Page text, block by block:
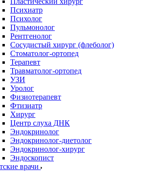
Психиатр
Психолог
Пульмонолог
Рентгенолог
Сосудистый хирург (флеболог)
Стоматолог-ортопед
Терапевт
Травматолог-ортопед
УЗИ
Уролог
Физиотерапевт
Фтизиатр
Хирург
Центр слуха ДНК
Эндокринолог
Эндокринолог-диетолог
Эндокринолог-хирург
Эндоскопист
врачи